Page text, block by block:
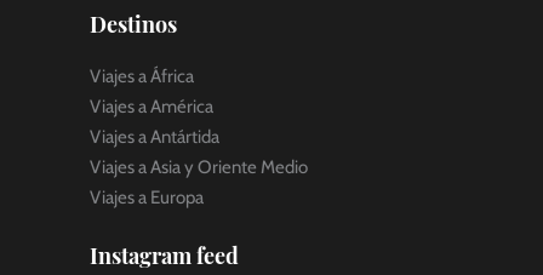
Destinos
Viajes a África
Viajes a América
Viajes a Antártida
Viajes a Asia y Oriente Medio
Viajes a Europa
Instagram feed